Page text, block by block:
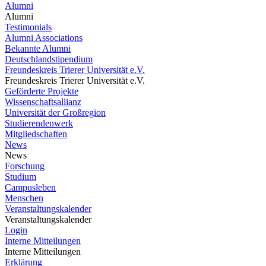
Alumni
Alumni
Testimonials
Alumni Associations
Bekannte Alumni
Deutschlandstipendium
Freundeskreis Trierer Universität e.V.
Freundeskreis Trierer Universität e.V.
Geförderte Projekte
Wissenschaftsallianz
Universität der Großregion
Studierendenwerk
Mitgliedschaften
News
News
Forschung
Studium
Campusleben
Menschen
Veranstaltungskalender
Veranstaltungskalender
Login
Interne Mitteilungen
Interne Mitteilungen
Erklärung